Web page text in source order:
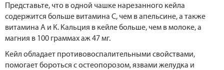
Представьте, что в одной чашке нарезанного кейла
содержится больше витамина С, чем в апельсине, а также
витамина А и К. Кальция в кейле больше, чем в молоке, а
магния в 100 граммах аж 47 мг.
Кейл обладает противовоспалительными свойствами,
помогает бороться с остеопорозом, язвами желудка и